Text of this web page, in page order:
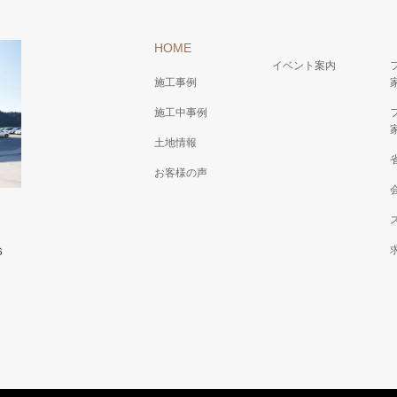
HOME
施工事例
施工中事例
土地情報
お客様の声
イベント案内